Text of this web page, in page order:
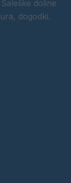
doline
dogodki.